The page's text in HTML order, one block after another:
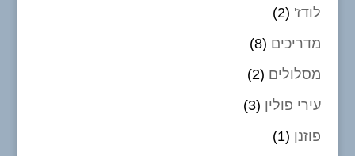
לודז' (2)
מדריכים (8)
מסלולים (2)
עירי פולין (3)
פוזנן (1)